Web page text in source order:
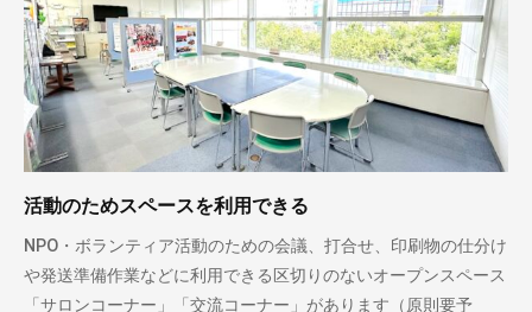
活動のためスペースを利用できる
NPO・ボランティア活動のための会議、打合せ、印刷物の仕分け
や発送準備作業などに利用できる区切りのないオープンスペース
「サロンコーナー」「交流コーナー」があります（原則要予